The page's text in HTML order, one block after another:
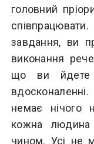
головний
завдання, ви
виконання
що ви йдете
немає нічого
кожна людина
чином. Усі не